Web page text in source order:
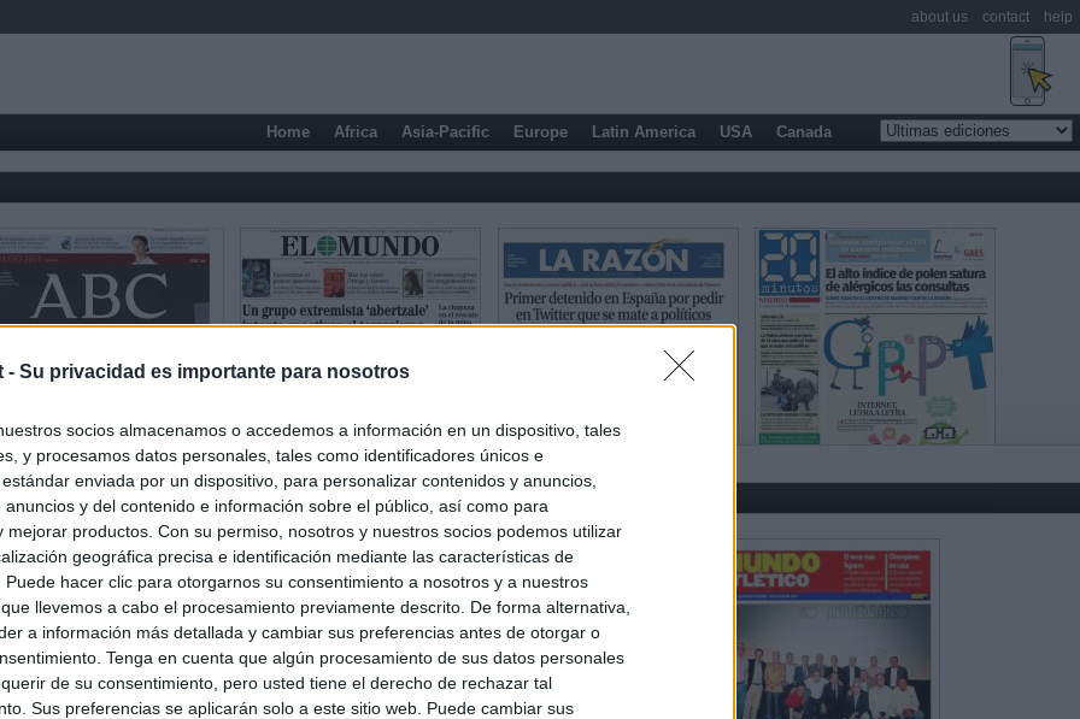
- Su privacidad es importante para nosotros
socios almacenamos o accedemos a información en un dispositivo, tales
y procesamos datos personales, tales como identificadores únicos e
enviada por un dispositivo, para personalizar contenidos y anuncios,
anuncios y del contenido e información sobre el público, así como para
mejorar productos. Con su permiso, nosotros y nuestros socios podemos utilizar
geográfica precisa e identificación mediante las características de
Puede hacer clic para otorgarnos su consentimiento a nosotros y a nuestros
llevemos a cabo el procesamiento previamente descrito. De forma alternativa,
a información más detallada y cambiar sus preferencias antes de otorgar o
Tenga en cuenta que algún procesamiento de sus datos personales
de su consentimiento, pero usted tiene el derecho de rechazar tal
Sus preferencias se aplicarán solo a este sitio web. Puede cambiar sus
Home Africa Asia-Pacific Europe Latin America USA Canada
Sports newspapers
about us contact help